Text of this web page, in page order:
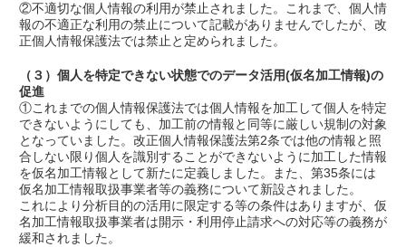
②不適切な個人情報の利用が禁止されました。これまで、個人情
報の不適正な利用の禁止について記載がありませんでしたが、改
正個人情報保護法では禁止と定められました。
（３）個人を特定できない状態でのデータ活用(仮名加工情報)の
促進
①これまでの個人情報保護法では個人情報を加工して個人を特定
できないようにしても、加工前の情報と同等に厳しい規制の対象
となっていました。改正個人情報保護法第2条では他の情報と照
合しない限り個人を識別することができないように加工した情報
を仮名加工情報として新たに定義しました。また、第35条には
仮名加工情報取扱事業者等の義務について新設されました。
これにより分析目的の活用に限定する等の条件はありますが、仮
名加工情報取扱事業者は開示・利用停止請求への対応等の義務が
緩和されました。